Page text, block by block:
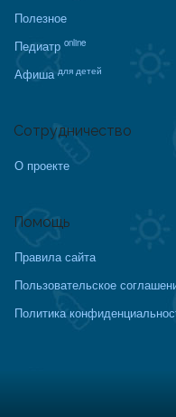
Полезное
Педиатр online
Афиша для детей
Сотрудничество
О проекте
Помощь
Правила сайта
Пользовательское
Политика